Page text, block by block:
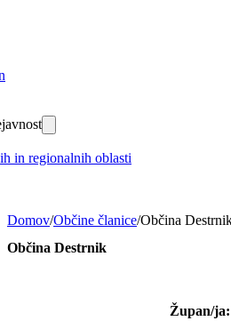
in regionalnih oblasti
Domov/Občine članice/Občina
Občina Destrnik
Župan/ja: